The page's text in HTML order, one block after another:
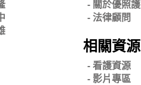
- 關於優照護
-法律顧問
相關資源
- 看護資源
- 影片專區